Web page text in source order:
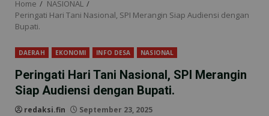
Home
NASIONAL
Peringati Hari Tani Nasional, SPI Merangin Siap Audiensi dengan
Bupati.
DAERAH EKONOMI INFO DESA NASIONAL
Peringati Hari Tani Nasional, SPI Merangin
Siap Audiensi dengan Bupati.
redaksi.fin September 23, 2025